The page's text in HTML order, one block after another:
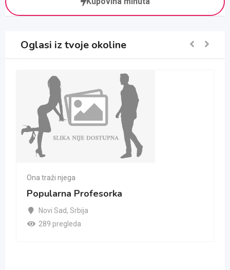
Oglasi iz tvoje okoline
Ona traži njega
Popularna Profesorka
Novi Sad, Srbija
289 pregleda